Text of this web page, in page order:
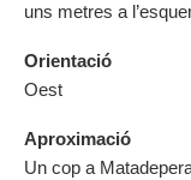
uns metres a
Orientació
Oest
Aproximació
Un cop a